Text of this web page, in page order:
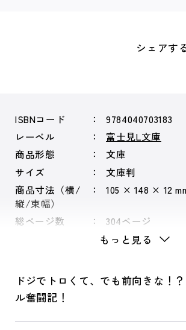
シェアす
ISBNコード
9784040703183
レーベル
富士見L文庫
商品形態
文庫
サイズ
文庫判
商品寸法（横/
縦/束幅）
105 × 148 × 12
総ページ数 304ページ
もっと見る
ドジでトロくて、でも前向きな！
ル奮闘記！